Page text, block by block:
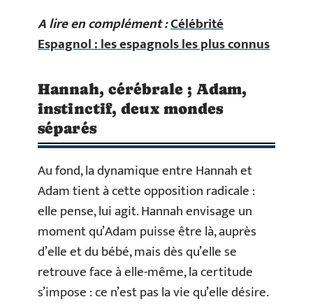
A lire en complément :Célébrité
Espagnol : les espagnols les plus connus
Hannah, cérébrale ; Adam,
instinctif, deux mondes
séparés
Au fond, la dynamique entre Hannah et
Adam tient à cette opposition radicale :
elle pense, lui agit. Hannah envisage un
moment qu’Adam puisse être là, auprès
d’elle et du bébé, mais dès qu’elle se
retrouve face à elle-même, la certitude
s’impose : ce n’est pas la vie qu’elle désire.